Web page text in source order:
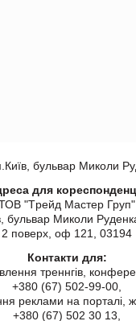
бульвар Миколи
для
"Tрейд Мастер Груп"
бульвар Миколи
2 поверх, оф 121, 03194
Контакти для:
треннгів,
+380 (67) 502-99-00,
реклами на порталі,
+380 (67) 502 30 13,